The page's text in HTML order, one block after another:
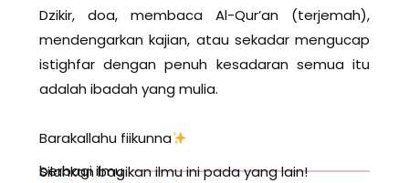
Dzikir, doa, membaca Al-Qur’an (terjemah),
mendengarkan kajian, atau sekadar mengucap
istighfar dengan penuh kesadaran semua itu
adalah ibadah yang mulia.
Barakallahu fiikunna
berbagi ilmu
Silahkan bagikan ilmu ini pada yang lain!